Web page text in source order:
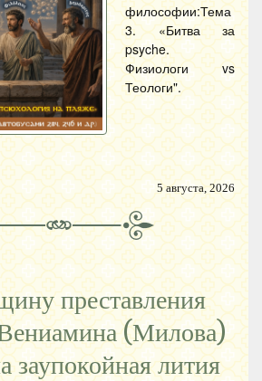
философии:Тема
3. «Битва за
psyche.
Физиологи vs
Теологи".
5 августа, 2026
преставления
(Милова)
заупокойная лития